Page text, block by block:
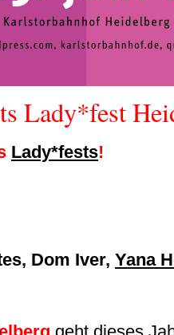
Lady*fest
Lady*fests!
Dom Iver, Yana